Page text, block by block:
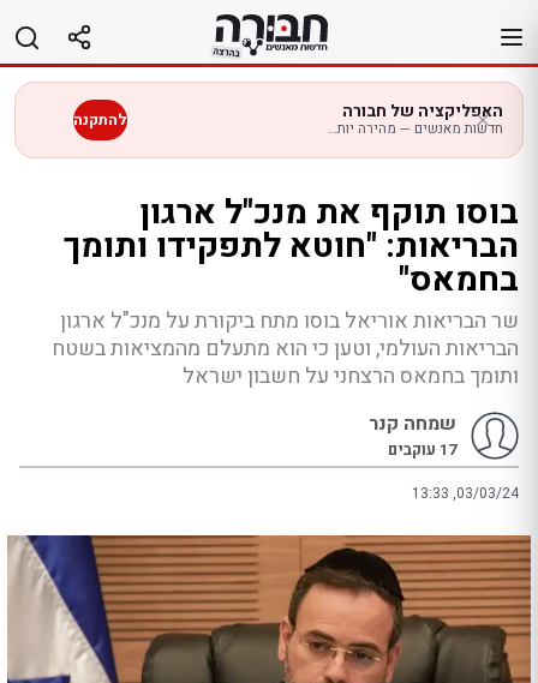
לתוכן
האפליקציה של חבורה
חדשות מאנשים — מהירה יותר בנייד להתקנה
בוסו תוקף את מנכ"ל ארגון
הבריאות: "חוטא לתפקידו ותומך
בחמאס"
שר הבריאות אוריאל בוסו מתח ביקורת על מנכ"ל ארגון
הבריאות העולמי, וטען כי הוא מתעלם מהמציאות בשטח
ותומך בחמאס הרצחני על חשבון ישראל
שמחה קנר
17 עוקבים
13:33 ,03/03/24